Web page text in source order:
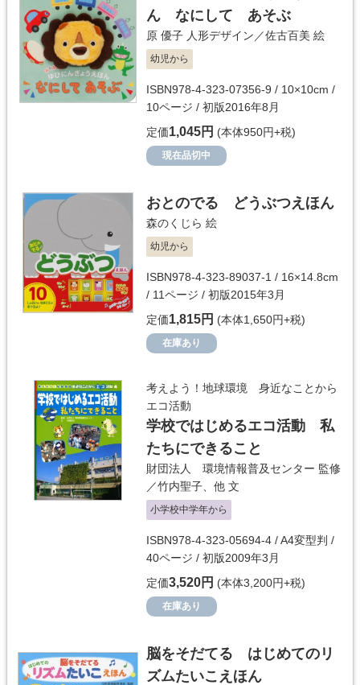
ん なにして あそぶ
原 優子 人形デザイン／佐古百美 絵
幼児から
ISBN978-4-323-07356-9 / 10×10cm /
10ページ / 初版2016年8月
定価1,045円 (本体950円+税)
現在品切中
おとのでる どうぶつえほん
森のくじら 絵
幼児から
ISBN978-4-323-89037-1 / 16×14.8cm
/ 11ページ / 初版2015年3月
定価1,815円 (本体1,650円+税)
在庫あり
考えよう！地球環境 身近なことから
エコ活動
学校ではじめるエコ活動 私
たちにできること
財団法人 環境情報普及センター 監修
／竹内聖子 、他 文
小学校中学年から
ISBN978-4-323-05694-4 / A4変型判 /
40ページ / 初版2009年3月
定価3,520円 (本体3,200円+税)
在庫あり
脳をそだてる はじめてのリ
ズムたいこえほん